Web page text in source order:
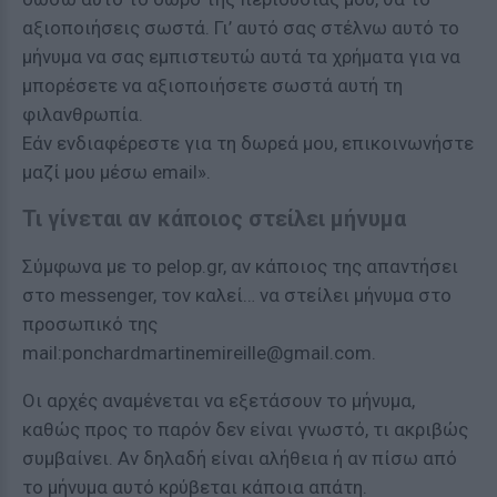
αξιοποιήσεις σωστά. Γι’ αυτό σας στέλνω αυτό το
μήνυμα να σας εμπιστευτώ αυτά τα χρήματα για να
μπορέσετε να αξιοποιήσετε σωστά αυτή τη
φιλανθρωπία.
Εάν ενδιαφέρεστε για τη δωρεά μου, επικοινωνήστε
μαζί μου μέσω email».
Τι γίνεται αν κάποιος στείλει μήνυμα
Σύμφωνα με το pelop.gr, αν κάποιος της απαντήσει
στο messenger, τον καλεί… να στείλει μήνυμα στο
προσωπικό της
mail:ponchardmartinemireille@gmail.com.
Οι αρχές αναμένεται να εξετάσουν το μήνυμα,
καθώς προς το παρόν δεν είναι γνωστό, τι ακριβώς
συμβαίνει. Αν δηλαδή είναι αλήθεια ή αν πίσω από
το μήνυμα αυτό κρύβεται κάποια απάτη.